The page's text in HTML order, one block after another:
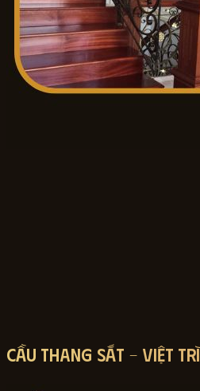
Cầu Thang Sắt – Việt